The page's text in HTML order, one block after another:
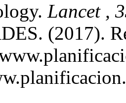
Lancet ,
(2017).